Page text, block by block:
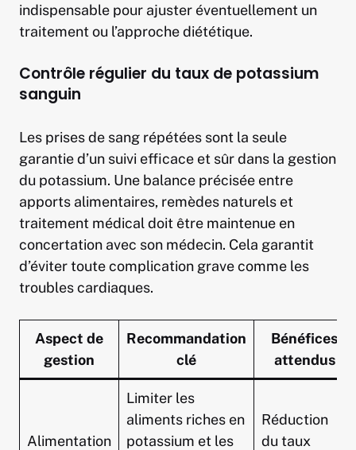
indispensable pour ajuster éventuellement un
traitement ou l’approche diététique.
Contrôle régulier du taux de potassium
sanguin
Les prises de sang répétées sont la seule
garantie d’un suivi efficace et sûr dans la gestion
du potassium. Une balance précisée entre
apports alimentaires, remèdes naturels et
traitement médical doit être maintenue en
concertation avec son médecin. Cela garantit
d’éviter toute complication grave comme les
troubles cardiaques.
Aspect de
gestion
Recommandation
clé
Bénéfices
attendus
Alimentation
Limiter les
aliments riches en
potassium et les
Réduction
du taux